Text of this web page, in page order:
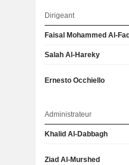
Dirigeant
Faisal Mohammed Al-
Salah Al-Hareky
Ernesto Occhiello
Administrateur
Khalid Al-Dabbagh
Ziad Al-Murshed